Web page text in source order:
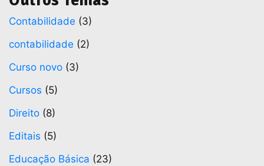
Contabilidade (3)
contabilidade (2)
Curso novo (3)
Cursos (5)
Direito (8)
Editais (5)
Educação Básica (23)